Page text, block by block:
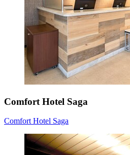
Comfort Hotel Saga
Comfort Hotel Saga